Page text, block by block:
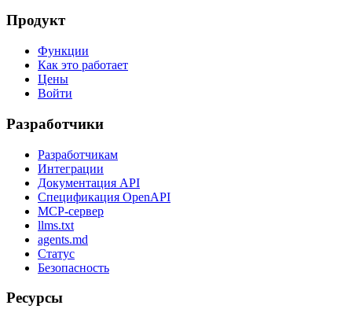
Продукт
Функции
Как это работает
Цены
Войти
Разработчики
Разработчикам
Интеграции
Документация API
Спецификация OpenAPI
MCP-сервер
llms.txt
agents.md
Статус
Безопасность
Ресурсы